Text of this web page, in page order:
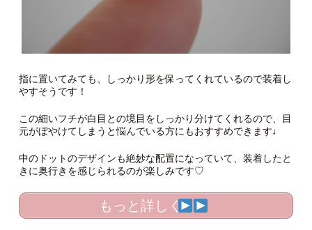
指に置いてみても、しっかり形を保ってくれているので装着し
やすそうです！
この細いフチが白目との境目をしっかり分けてくれるので、目
元がぼやけてしまうと悩んでいる方にもおすすめできます♩
中のドットのデザインも絶妙な配置になっていて、装着したと
きに奥行きを感じられるのが楽しみです♡
もっと詳しく